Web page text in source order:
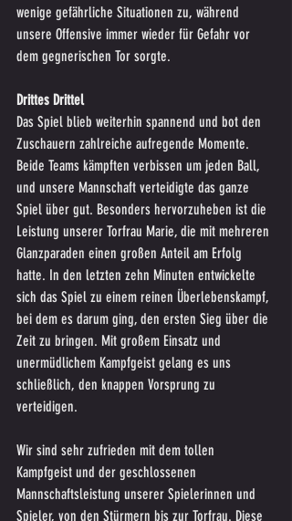
wenige gefährliche Situationen zu, während
unsere Offensive immer wieder für Gefahr vor
dem gegnerischen Tor sorgte.
Drittes Drittel
Das Spiel blieb weiterhin spannend und bot den
Zuschauern zahlreiche aufregende Momente.
Beide Teams kämpften verbissen um jeden Ball,
und unsere Mannschaft verteidigte das ganze
Spiel über gut. Besonders hervorzuheben ist die
Leistung unserer Torfrau Marie, die mit mehreren
Glanzparaden einen großen Anteil am Erfolg
hatte. In den letzten zehn Minuten entwickelte
sich das Spiel zu einem reinen Überlebenskampf,
bei dem es darum ging, den ersten Sieg über die
Zeit zu bringen. Mit großem Einsatz und
unermüdlichem Kampfgeist gelang es uns
schließlich, den knappen Vorsprung zu
verteidigen.
Wir sind sehr zufrieden mit dem tollen
Kampfgeist und der geschlossenen
Mannschaftsleistung unserer Spielerinnen und
Spieler, von den Stürmern bis zur Torfrau. Diese